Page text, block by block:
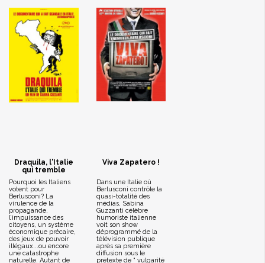
Draquila, l'Italie
qui tremble
Pourquoi les Italiens
votent pour
Berlusconi? La
virulence de la
propagande,
l’impuissance des
citoyens, un système
économique précaire,
des jeux de pouvoir
illégaux...ou encore
une catastrophe
naturelle. Autant de
Viva Zapatero !
Dans une Italie où
Berlusconi contrôle la
quasi-totalité des
médias, Sabina
Guzzanti célèbre
humoriste italienne
voit son show
déprogrammé de la
télévision publique
après sa première
diffusion sous le
prétexte de " vulgarité